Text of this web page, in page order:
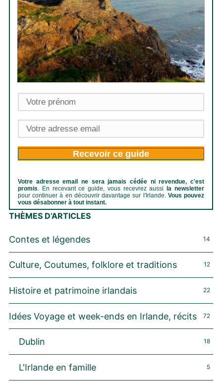
Recevoir ce guide
Votre adresse email ne sera jamais cédée ni revendue, c'est
promis . En recevant ce guide, vous recevrez aussi la newsletter
pour continuer à en découvrir davantage sur l'Irlande. Vous pouvez
vous désabonner à tout instant.
THÈMES D’ARTICLES
Contes et légendes 14
Culture, Coutumes, folklore et traditions 12
Histoire et patrimoine irlandais 22
Idées Voyage et week-ends en Irlande, récits 72
Dublin 18
L'Irlande en famille 5